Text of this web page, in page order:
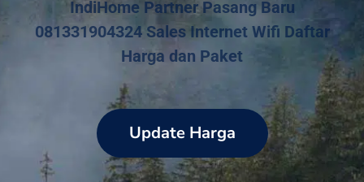
IndiHome Partner Pasang Baru
081331904324 Sales Internet Wifi Daftar
Harga dan Paket
Update Harga